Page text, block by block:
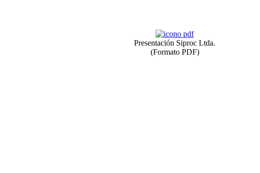
Presentación Siproc Ltda.
(Formato PDF)